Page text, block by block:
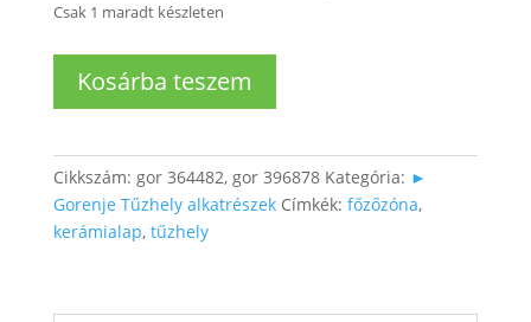
Csak 1 maradt készleten
Kerámialaphoz
Kosárba teszem
Cikkszám: gor 364482, gor 396878 Kategória: ►
Gorenje Tűzhely alkatrészek Címkék: főzőzóna,
kerámialap, tűzhely